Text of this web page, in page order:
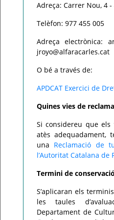
Adreça: Carrer Nou, 4 -
Telèfon: 977 455 005
Adreça electrònica:
jroyo@alfaracarles.cat
O bé a través de:
APDCAT Exercici de
Quines vies de
Si considereu que els
atès adequadament,
una Reclamació de
l’Autoritat Catalana de
Termini de
S’aplicaran els
les taules
Departament de